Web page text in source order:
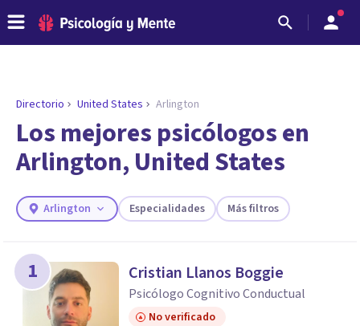
ENCONTRAR MI TERAPEUTA
¿Necesitas ayuda para encontrar el
psicólogo adecuado?
Responde a unas breves preguntas y te ofreceremos
necesidades.
Directorio United States Arlington
Los mejores psicólogos en
Arlington, United States
Arlington Especialidades Más filtros
1 Cristian Llanos Boggie
Psicólogo Cognitivo Conductual
No verificado